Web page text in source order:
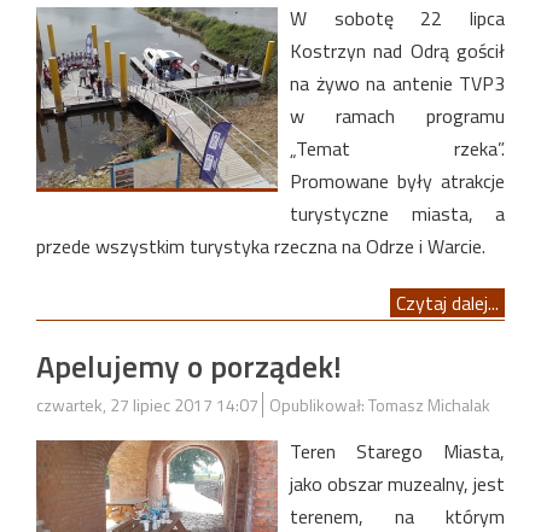
W sobotę 22 lipca
Kostrzyn nad Odrą gościł
na żywo na antenie TVP3
w ramach programu
„Temat rzeka”.
Promowane były atrakcje
turystyczne miasta, a
przede wszystkim turystyka rzeczna na Odrze i Warcie.
Czytaj dalej...
Apelujemy o porządek!
czwartek, 27 lipiec 2017 14:07 Opublikował: Tomasz Michalak
Teren Starego Miasta,
jako obszar muzealny, jest
terenem, na którym